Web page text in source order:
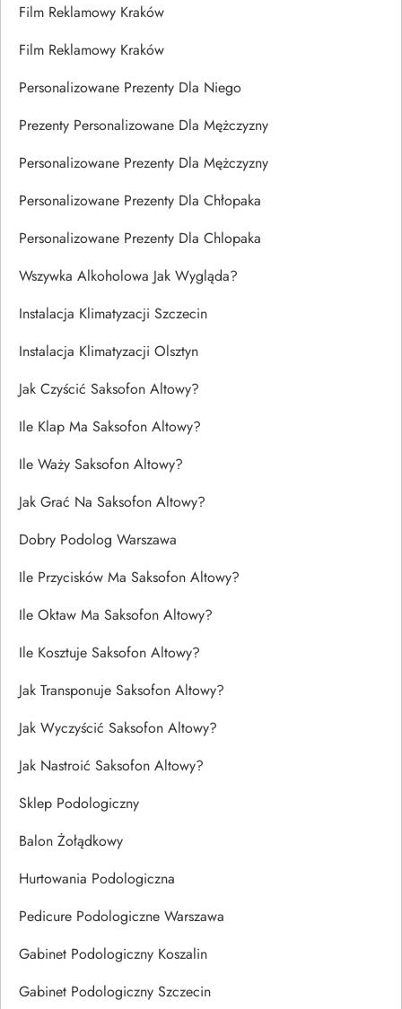
Film Reklamowy Kraków
Film Reklamowy Kraków
Personalizowane Prezenty Dla Niego
Prezenty Personalizowane Dla Mężczyzny
Personalizowane Prezenty Dla Mężczyzny
Personalizowane Prezenty Dla Chłopaka
Personalizowane Prezenty Dla Chlopaka
Wszywka Alkoholowa Jak Wygląda?
Instalacja Klimatyzacji Szczecin
Instalacja Klimatyzacji Olsztyn
Jak Czyścić Saksofon Altowy?
Ile Klap Ma Saksofon Altowy?
Ile Waży Saksofon Altowy?
Jak Grać Na Saksofon Altowy?
Dobry Podolog Warszawa
Ile Przycisków Ma Saksofon Altowy?
Ile Oktaw Ma Saksofon Altowy?
Ile Kosztuje Saksofon Altowy?
Jak Transponuje Saksofon Altowy?
Jak Wyczyścić Saksofon Altowy?
Jak Nastroić Saksofon Altowy?
Sklep Podologiczny
Balon Żołądkowy
Hurtowania Podologiczna
Pedicure Podologiczne Warszawa
Gabinet Podologiczny Koszalin
Gabinet Podologiczny Szczecin